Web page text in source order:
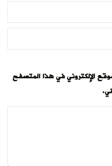
الإلكتروني في هذا المتصفح